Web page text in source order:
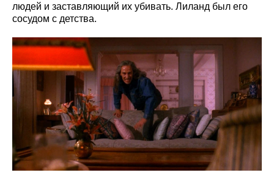
людей и заставляющий их убивать. Лиланд был его
сосудом с детства.